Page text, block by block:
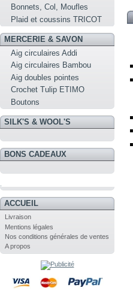
Bonnets, Col, Moufles
Plaid et coussins TRICOT
MERCERIE & SAVON
Aig circulaires Addi
Aig circulaires Bambou
Aig doubles pointes
Crochet Tulip ETIMO
Boutons
SILK'S & WOOL'S
BONS CADEAUX
ACCUEIL
Livraison
Mentions légales
Nos conditions générales de ventes
A propos